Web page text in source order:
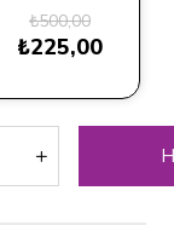
₺500,00
₺225,00